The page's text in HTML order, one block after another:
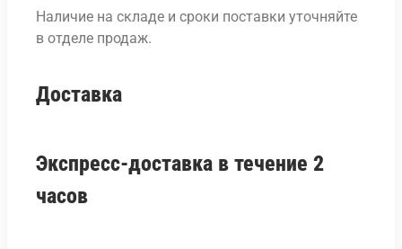
Наличие на складе и сроки поставки уточняйте
в отделе продаж.
Доставка
Экспресс-доставка в течение 2
часов